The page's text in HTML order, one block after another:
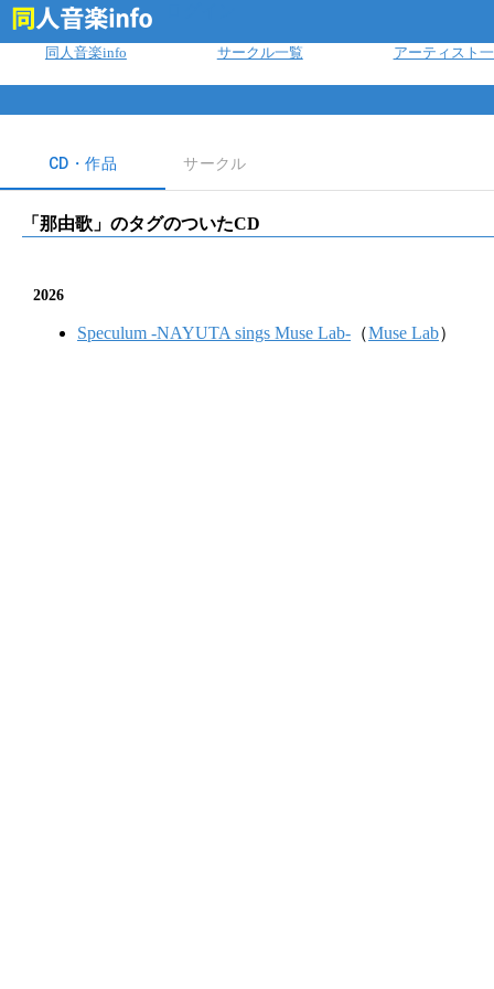
同人音楽info サークル一覧 アーティスト
CD・作品 サークル
「 那由歌 」のタグのついたCD
2026
Speculum -NAYUTA sings Muse Lab- （Muse Lab）